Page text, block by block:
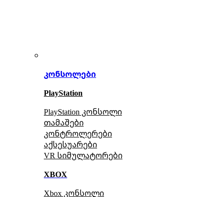
კონსოლები
PlayStation
PlayStation კონსოლი
თამაშები
კონტროლერები
აქსესუარები
VR სიმულატორები
XBOX
Xbox კონსოლი